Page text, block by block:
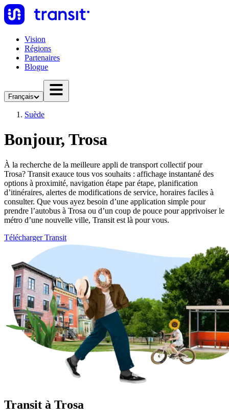
Vision
Régions
Partenaires
Blogue
Français
Suède
Bonjour, Trosa
À la recherche de la meilleure appli de transport collectif pour
Trosa? Transit exauce tous vos souhaits : affichage instantané des
options à proximité, navigation étape par étape, planification
d’itinéraires, alertes de modifications de service, horaires faciles à
consulter. Que vous ayez besoin d’une application simple pour
prendre l’autobus à Trosa ou d’un coup de pouce pour apprivoiser le
métro d’une nouvelle ville, Transit est là pour vous.
Télécharger Transit
Transit à Trosa